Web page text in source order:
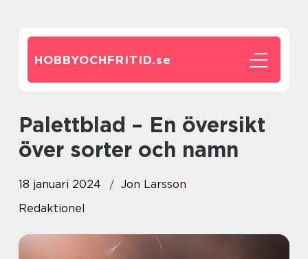
HOBBYOCHFRITID.se
Palettblad – En översikt
över sorter och namn
18 januari 2024
Jon Larsson
Redaktionel